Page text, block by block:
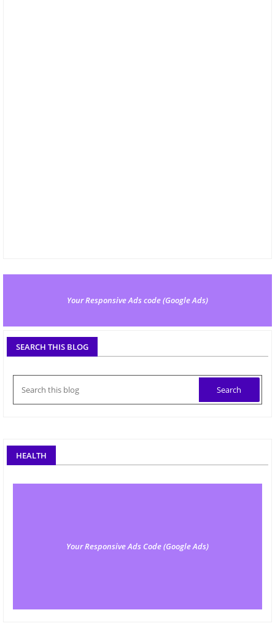
Your Responsive Ads code (Google Ads)
SEARCH THIS BLOG
HEALTH
Your Responsive Ads Code (Google Ads)